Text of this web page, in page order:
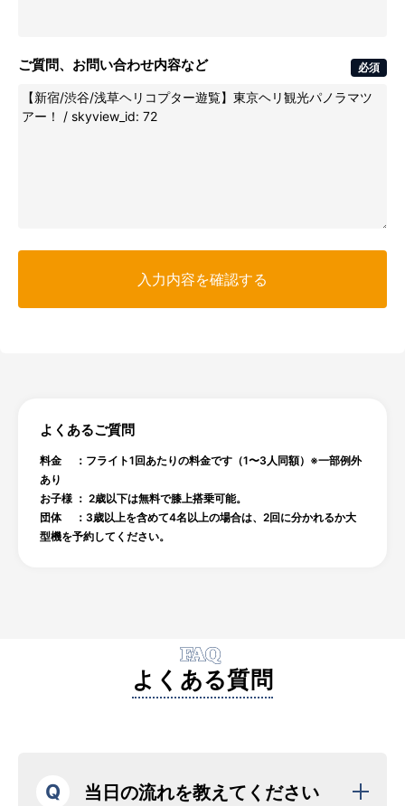
ご質問、お問い合わせ内容など 必須
よくあるご質問
料金 ：フライト1回あたりの料金です（1〜3人同額）※一部例外
あり
お子様 ： 2歳以下は無料で膝上搭乗可能。
団体 ：3歳以上を含めて4名以上の場合は、2回に分かれるか大
型機を予約してください。
FAQ
よくある質問
Q 当日の流れを教えてください